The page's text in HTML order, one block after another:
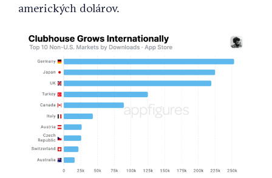
amerických dolárov.